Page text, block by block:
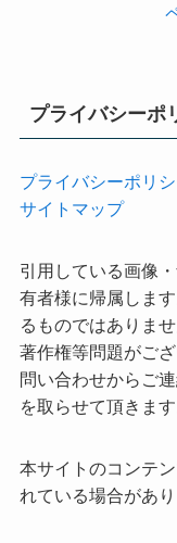
プライバシーポ
プライバシーポリ
サイトマップ
引用している画像
有者様に帰属しま
るものではありませ
著作権等問題がご
問い合わせからご
を取らせて頂きます
本サイトのコンテ
れている場合があり